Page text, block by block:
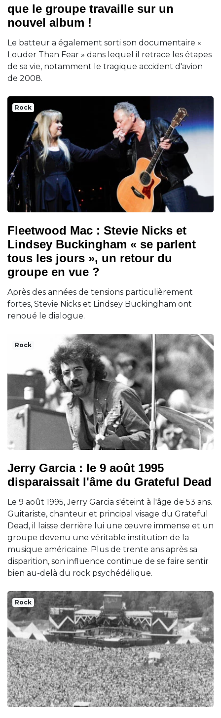
que le groupe travaille sur un
nouvel album !
Le batteur a également sorti son documentaire «
Louder Than Fear » dans lequel il retrace les étapes
de sa vie, notamment le tragique accident d'avion
de 2008.
Rock
Fleetwood Mac : Stevie Nicks et
Lindsey Buckingham « se parlent
tous les jours », un retour du
groupe en vue ?
Après des années de tensions particulièrement
fortes, Stevie Nicks et Lindsey Buckingham ont
renoué le dialogue.
Rock
Jerry Garcia : le 9 août 1995
disparaissait l'âme du Grateful Dead
Le 9 août 1995, Jerry Garcia s'éteint à l'âge de 53 ans.
Guitariste, chanteur et principal visage du Grateful
Dead, il laisse derrière lui une œuvre immense et un
groupe devenu une véritable institution de la
musique américaine. Plus de trente ans après sa
disparition, son influence continue de se faire sentir
bien au-delà du rock psychédélique.
Rock